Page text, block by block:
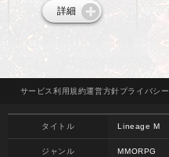
詳細
サービス 利用規約運営方針プライバシー
タイトル Lineage M
ジャンル MMORPG